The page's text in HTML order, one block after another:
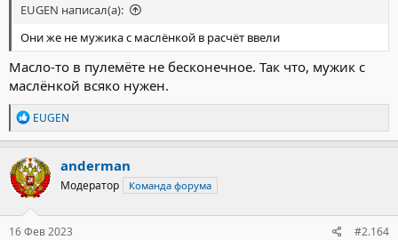
EUGEN написал(а):
Они же не мужика с маслёнкой в расчёт ввели
Масло-то в пулемёте не бесконечное. Так что, мужик с
маслёнкой всяко нужен.
Р
е
а
к
ц
и
и
:
EUGEN
anderman
Модератор Команда форума
16 Фев 2023 #2.164